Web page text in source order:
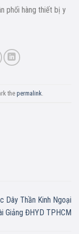
phối hàng thiết bị y
the permalink
Dây Thần Kinh Ngoại
Giảng ĐHYD TPHCM